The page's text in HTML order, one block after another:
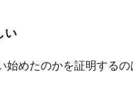
い
めたのかを証明するの